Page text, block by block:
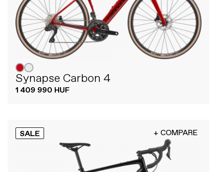
Synapse Carbon 4
1 409 990 HUF
SALE + COMPARE